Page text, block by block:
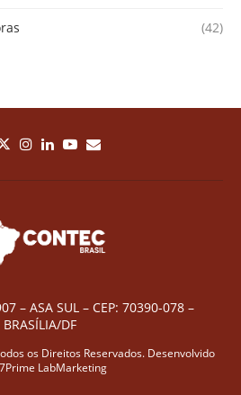
(42)
– ASA SUL – CEP: 70390-078 –
BRASÍLIA/DF
os Direitos Reservados. Desenvolvido
LabMarketing